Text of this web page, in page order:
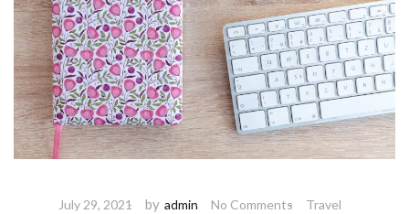
July 29, 2021 by admin No Comments Travel